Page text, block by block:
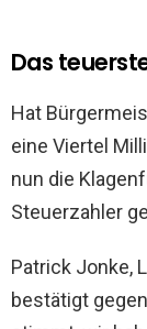
Das
Hat
eine Viertel
nun die
Steuerzahler
Patrick Jonke,
bestätigt